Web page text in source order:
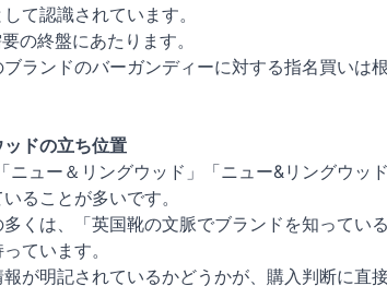
て認識されています。
の終盤にあたります。
ランドのバーガンディーに対する指名買いは
ドの立ち位置
ニュー＆リングウッド」「ニュー&リングウ
ることが多いです。
くは、「英国靴の文脈でブランドを知ってい
ています。
が明記されているかどうかが、購入判断に直接